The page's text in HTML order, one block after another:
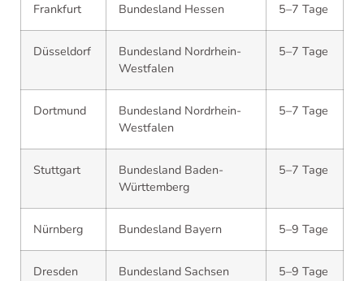
Frankfurt Bundesland Hessen 5–7 Tage
Düsseldorf
Bundesland Nordrhein-
Westfalen
5–7 Tage
Dortmund
Bundesland Nordrhein-
Westfalen
5–7 Tage
Stuttgart
Bundesland Baden-
Württemberg
5–7 Tage
Nürnberg Bundesland Bayern 5–9 Tage
Dresden Bundesland Sachsen 5–9 Tage